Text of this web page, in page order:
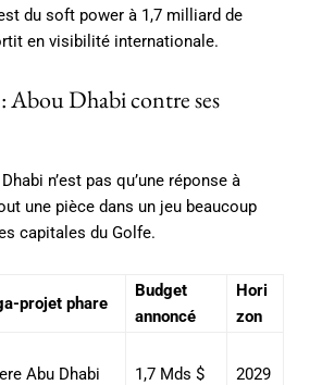
du soft power à 1,7 milliard de
en visibilité internationale.
Abou Dhabi contre ses
n’est pas qu’une réponse à
une pièce dans un jeu beaucoup
capitales du Golfe.
projet phare
Budget
annoncé
Hori
zon
Abu Dhabi 1,7 Mds $ 2029